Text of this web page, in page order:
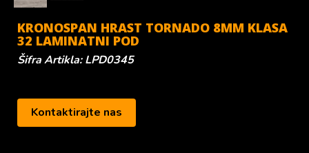
KRONOSPAN HRAST TORNADO 8MM KLASA
32 LAMINATNI POD
Šifra Artikla: LPD0345
Kontaktirajte nas